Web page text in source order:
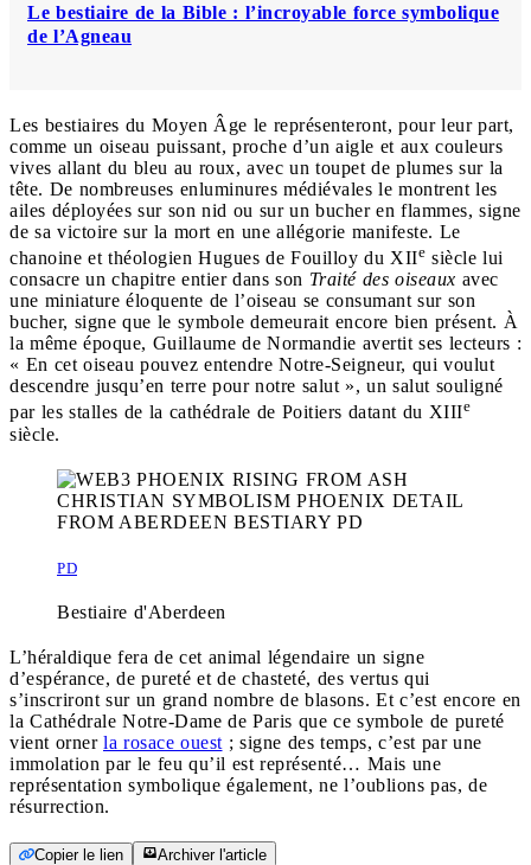
Le bestiaire de la Bible : l’incroyable force symbolique
de l’Agneau
Les bestiaires du Moyen Âge le représenteront, pour leur part,
comme un oiseau puissant, proche d’un aigle et aux couleurs
vives allant du bleu au roux, avec un toupet de plumes sur la
tête. De nombreuses enluminures médiévales le montrent les
ailes déployées sur son nid ou sur un bucher en flammes, signe
de sa victoire sur la mort en une allégorie manifeste. Le
chanoine et théologien Hugues de Fouilloy du XIIe siècle lui
consacre un chapitre entier dans son Traité des oiseaux avec
une miniature éloquente de l’oiseau se consumant sur son
bucher, signe que le symbole demeurait encore bien présent. À
la même époque, Guillaume de Normandie avertit ses lecteurs :
« En cet oiseau pouvez entendre Notre-Seigneur, qui voulut
descendre jusqu’en terre pour notre salut », un salut souligné
par les stalles de la cathédrale de Poitiers datant du XIIIe
siècle.
PD
Bestiaire d'Aberdeen
L’héraldique fera de cet animal légendaire un signe
d’espérance, de pureté et de chasteté, des vertus qui
s’inscriront sur un grand nombre de blasons. Et c’est encore en
la Cathédrale Notre-Dame de Paris que ce symbole de pureté
vient orner la rosace ouest ; signe des temps, c’est par une
immolation par le feu qu’il est représenté… Mais une
représentation symbolique également, ne l’oublions pas, de
résurrection.
Copier le lien Archiver l'article